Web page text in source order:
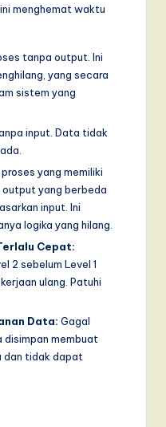
menghemat waktu
tanpa output. Ini
yang secara
sistem yang
input. Data tidak
yang memiliki
yang berbeda
input. Ini
logika yang hilang.
Cepat:
2 sebelum Level 1
ulang. Patuhi
Data: Gagal
disimpan membuat
dan tidak dapat